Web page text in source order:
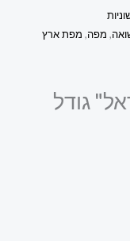
, מפה, מפת ארץ
גודל